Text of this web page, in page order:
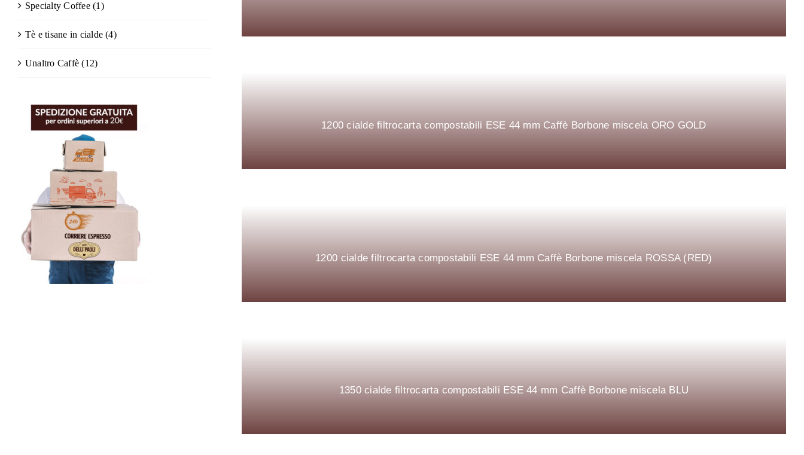
Specialty Coffee (1)
Tè e tisane in cialde (4)
Unaltro Caffè (12)
1200 cialde filtrocarta compostabili ESE 44 mm Caffè Borbone miscela ORO GOLD
1200 cialde filtrocarta compostabili ESE 44 mm Caffè Borbone miscela ROSSA (RED)
1350 cialde filtrocarta compostabili ESE 44 mm Caffè Borbone miscela BLU